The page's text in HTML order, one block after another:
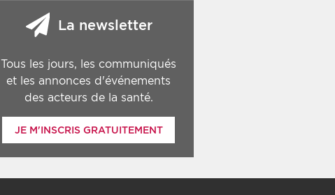
La newsletter
Tous les jours, les communiqués
et les annonces d'événements
des acteurs de la santé.
JE M'INSCRIS GRATUITEMENT